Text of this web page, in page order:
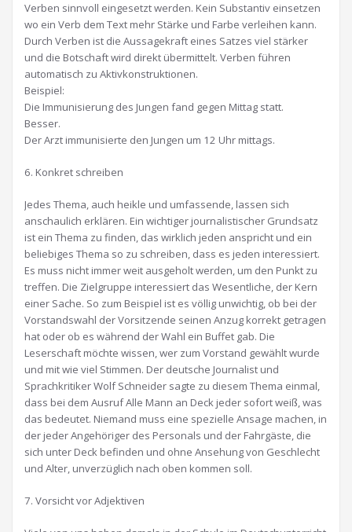
Verben sinnvoll eingesetzt werden. Kein Substantiv einsetzen
wo ein Verb dem Text mehr Stärke und Farbe verleihen kann.
Durch Verben ist die Aussagekraft eines Satzes viel stärker
und die Botschaft wird direkt übermittelt. Verben führen
automatisch zu Aktivkonstruktionen.
Beispiel:
Die Immunisierung des Jungen fand gegen Mittag statt.
Besser.
Der Arzt immunisierte den Jungen um 12 Uhr mittags.
6. Konkret schreiben
Jedes Thema, auch heikle und umfassende, lassen sich
anschaulich erklären. Ein wichtiger journalistischer Grundsatz
ist ein Thema zu finden, das wirklich jeden anspricht und ein
beliebiges Thema so zu schreiben, dass es jeden interessiert.
Es muss nicht immer weit ausgeholt werden, um den Punkt zu
treffen. Die Zielgruppe interessiert das Wesentliche, der Kern
einer Sache. So zum Beispiel ist es völlig unwichtig, ob bei der
Vorstandswahl der Vorsitzende seinen Anzug korrekt getragen
hat oder ob es während der Wahl ein Buffet gab. Die
Leserschaft möchte wissen, wer zum Vorstand gewählt wurde
und mit wie viel Stimmen. Der deutsche Journalist und
Sprachkritiker Wolf Schneider sagte zu diesem Thema einmal,
dass bei dem Ausruf Alle Mann an Deck jeder sofort weiß, was
das bedeutet. Niemand muss eine spezielle Ansage machen, in
der jeder Angehöriger des Personals und der Fahrgäste, die
sich unter Deck befinden und ohne Ansehung von Geschlecht
und Alter, unverzüglich nach oben kommen soll.
7. Vorsicht vor Adjektiven